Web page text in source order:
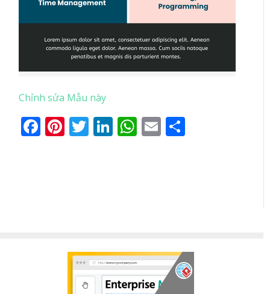
Chỉnh sửa Mẫu này
Facebook
Pinterest
Twitter
LinkedIn
WhatsApp
Email